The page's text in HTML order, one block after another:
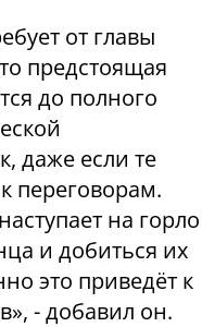
от главы
предстоящая
до полного
даже если те
переговорам.
на горло
и добиться их
это приведёт к
- добавил он.